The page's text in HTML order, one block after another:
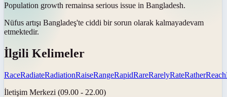
Population growth remainsa serious issue in Bangladesh.
Nüfus artışı Bangladeş'te ciddi bir sorun olarak kalmayadevam
etmektedir.
İlgili Kelimeler
RaceRadiateRadiationRaiseRangeRapidRareRarelyRateRatherReach
İletişim Merkezi (09.00 - 22.00)